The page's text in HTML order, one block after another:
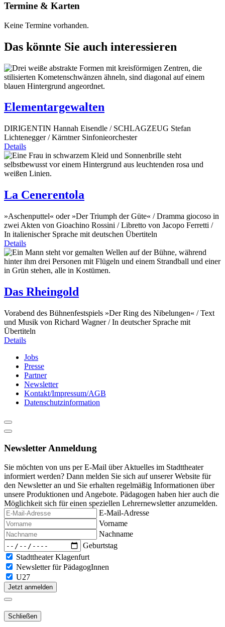
Termine & Karten
Keine Termine vorhanden.
Das könnte Sie auch interessieren
Elementargewalten
DIRIGENTIN Hannah Eisendle / SCHLAGZEUG Stefan
Lichtenegger / Kärntner Sinfonieorchester
Details
La Cenerentola
»Aschenputtel« oder »Der Triumph der Güte« / Dramma giocoso in
zwei Akten von Gioachino Rossini / Libretto von Jacopo Ferretti /
In italienischer Sprache mit deutschen Übertiteln
Details
Das Rheingold
Vorabend des Bühnenfestspiels »Der Ring des Nibelungen« / Text
und Musik von Richard Wagner / In deutscher Sprache mit
Übertiteln
Details
Jobs
Presse
Partner
Newsletter
Kontakt/Impressum/AGB
Datenschutzinformation
Newsletter Anmeldung
Sie möchten von uns per E-Mail über Aktuelles im Stadttheater
informiert werden? Dann melden Sie sich auf unserer Website für
den Newsletter an und Sie erhalten regelmäßig Informationen über
unsere Produktionen und Angebote. Pädagogen haben hier auch die
Möglichkeit sich für einen speziellen Lehrernewsletter anzumelden.
E-Mail-Adresse
Vorname
Nachname
Geburtstag
Stadttheater Klagenfurt
Newsletter für PädagogInnen
U27
Jetzt anmelden
Schließen